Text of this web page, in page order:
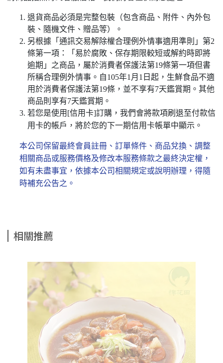
退貨商品必須是完整包裝（包含商品、附件、內外包
裝、隨機文件、贈品等）。
另根據「通訊交易解除權合理例外情事適用準則」第2
條第一項：「易於腐敗、保存期限較短或解約時即將
逾期」之商品，屬於消費者保護法第19條第一項但書
所稱合理例外情事。自105年1月1日起，生鮮食品不適
用於消費者保護法第19條，並不享有7天鑑賞期。其他
商品則享有7天鑑賞期。
若您是使用[信用卡]訂購，我們會將款項刷退至付款信
用卡的帳戶，將於您的下一期信用卡帳單中顯示。
本公司保留最終會員註冊、訂單條件、商品兌換、調整
相關商品或服務價格及修改本服務條款之最終決定權，
如有未盡事宜，依據本公司相關規定或說明辦理，得隨
時補充公告之。
相關推薦